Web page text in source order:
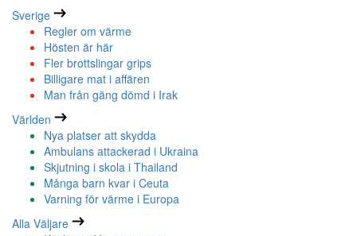
Sverige
Regler om värme
Hösten är här
Fler brottslingar grips
Billigare mat i affären
Man från gäng dömd i Irak
Världen
Nya platser att skydda
Ambulans attackerad i Ukraina
Skjutning i skola i Thailand
Många barn kvar i Ceuta
Varning för värme i Europa
Alla Väljare